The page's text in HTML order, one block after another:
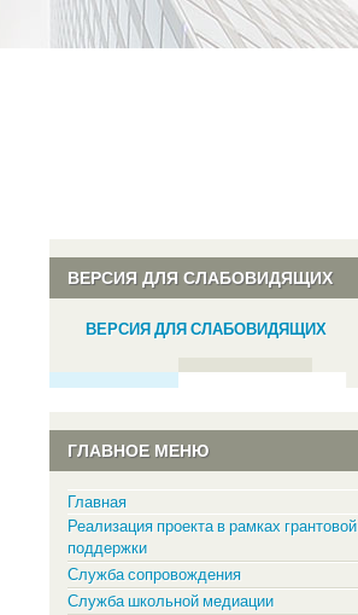
ВЕРСИЯ ДЛЯ СЛАБОВИДЯЩИХ
ВЕРСИЯ ДЛЯ СЛАБОВИДЯЩИХ
ГЛАВНОЕ МЕНЮ
Главная
Реализация проекта в рамках грантовой
поддержки
Служба сопровождения
Служба школьной медиации